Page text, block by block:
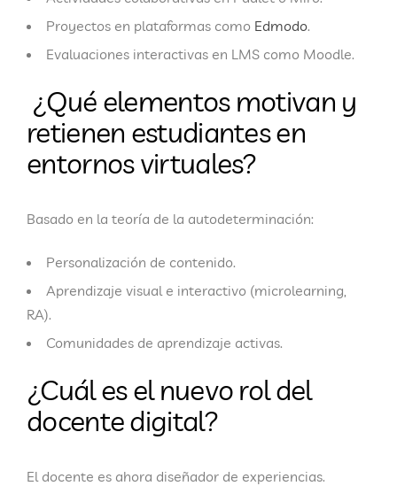
Proyectos en plataformas como Edmodo.
Evaluaciones interactivas en LMS como Moodle.
¿Qué elementos motivan y
retienen estudiantes en
entornos virtuales?
Basado en la teoría de la autodeterminación:
Personalización de contenido.
Aprendizaje visual e interactivo (microlearning,
RA).
Comunidades de aprendizaje activas.
¿Cuál es el nuevo rol del
docente digital?
El docente es ahora diseñador de experiencias.